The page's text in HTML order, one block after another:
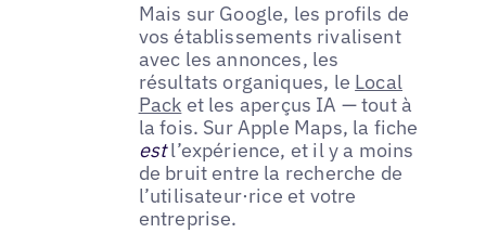
Mais sur Google, les profils de
vos établissements rivalisent
avec les annonces, les
résultats organiques, le Local
Pack et les aperçus IA — tout à
la fois. Sur Apple Maps, la fiche
estl’expérience, et il y a moins
de bruit entre la recherche de
l’utilisateur·rice et votre
entreprise.